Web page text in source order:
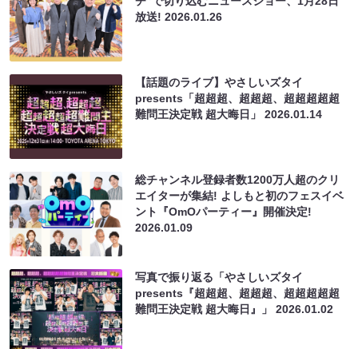
放送!2026.01.26
【話題のライブ】やさしいズタイ
presents「超超超、超超超、超超超超超
難問王決定戦 超大晦日」2026.01.14
総チャンネル登録者数1200万人超のクリ
エイターが集結! よしもと初のフェスイベ
ント『OmOパーティー』開催決定!
2026.01.09
写真で振り返る「やさしいズタイ
presents『超超超、超超超、超超超超超
難問王決定戦 超大晦日』」2026.01.02